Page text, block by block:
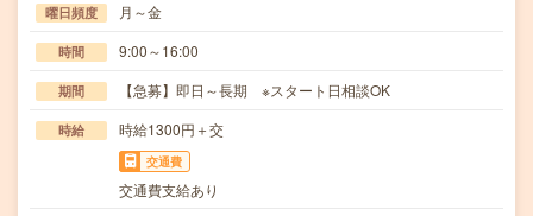
曜日頻度 月～金
時間 9:00～16:00
期間 【急募】即日～長期 ※スタート日相談OK
時給 時給1300円＋交
交通費
交通費支給あり